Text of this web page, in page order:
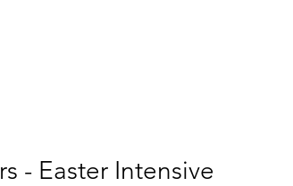
- Easter Intensive